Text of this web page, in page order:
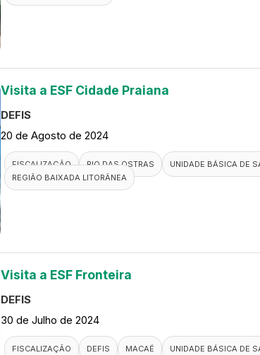
Visita a ESF Cidade Praiana
DEFIS
20 de Agosto de 2024
FISCALIZAÇÃO RIO DAS OSTRAS UNIDADE BÁSICA DE
REGIÃO BAIXADA LITORÂNEA
Visita a ESF Fronteira
DEFIS
30 de Julho de 2024
FISCALIZAÇÃO DEFIS MACAÉ UNIDADE BÁSICA DE